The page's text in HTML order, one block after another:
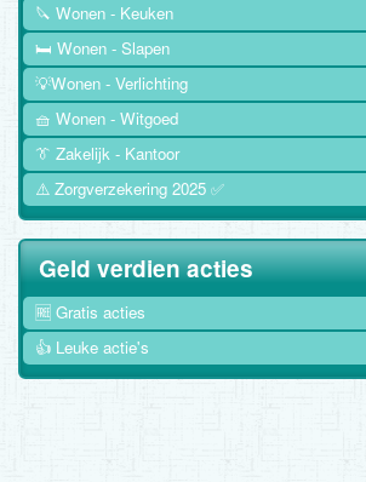
🔪 Wonen - Keuken
🛏️ Wonen - Slapen
💡Wonen - Verlichting
🧺 Wonen - Witgoed
👔 Zakelijk - Kantoor
⚠️ Zorgverzekering 2025 ✅
Geld verdien acties
🆓 Gratis acties
👍 Leuke actie's